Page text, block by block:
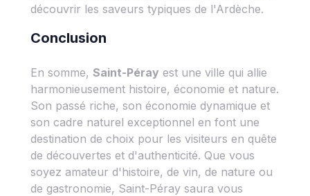
découvrir les saveurs typiques de l'Ardèche.
Conclusion
En somme, Saint-Péray est une ville qui allie
harmonieusement histoire, économie et nature.
Son passé riche, son économie dynamique et
son cadre naturel exceptionnel en font une
destination de choix pour les visiteurs en quête
de découvertes et d'authenticité. Que vous
soyez amateur d'histoire, de vin, de nature ou
de gastronomie, Saint-Péray saura vous